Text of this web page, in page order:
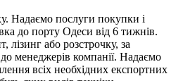
Надаємо послуги покупки і
до порту Одеси від 6 тижнів.
або розстрочку, за
менеджерів компанії. Надаємо
всіх необхідних експортних